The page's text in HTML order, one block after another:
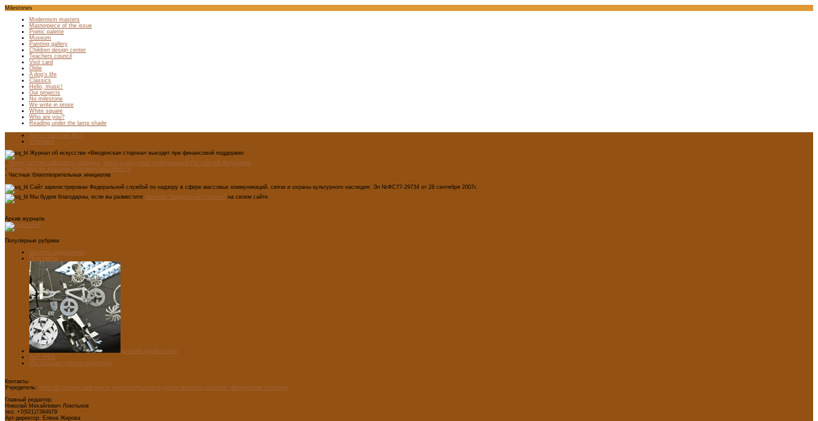
Milestones
Modernism masters
Masterpiece of the issue
Poetic palette
Museum
Painting gallery
Children design center
Teachers council
Visit card
Oldie
A dog’s life
Classics
Hello, music!
Our projects
No milestone
We write in prose
White square
Who are you?
Reading under the lamp shade
Лента новостей RSS
Vkontakte
Журнал об искусстве «Введенская сторона» выходит при финансовой поддержке:
- Министерства цифрового развития, связи и массовых коммуникаций Российской Федерации
- Министерство культуры Новгородской области
- Частных благотворительных инициатив
Сайт зарегистрирован Федеральной службой по надзору в сфере массовых коммуникаций, связи и охраны культурного наследия: Эл №ФС77-29734 от 28 сентября 2007г.
Мы будем благодарны, если вы разместите баннеры "Введенской стороны" на своем сайте.
Архив журнала
Популярные рубрики
Мастера модернизма
Педсоветы
Детский дизайн-центр
ART WEB
Мастерская главного редактора
Контакты
Учредитель: АНО «Старорусский Центр интеллектуально-художественного развития «Введенская сторона»
Главный редактор:
Николай Михайлович Локотьков
тел. +7(921)7394979
Арт-директор: Елена Жирова